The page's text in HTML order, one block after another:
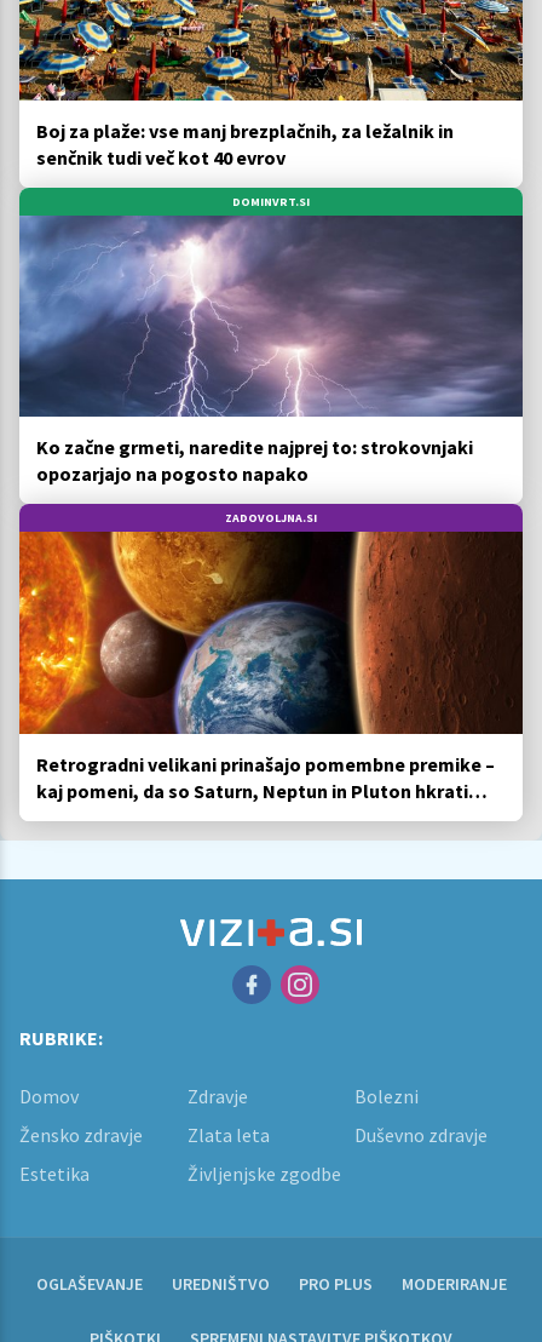
Boj za plaže: vse manj brezplačnih, za ležalnik in
senčnik tudi več kot 40 evrov
DOMINVRT.SI
Ko začne grmeti, naredite najprej to: strokovnjaki
opozarjajo na pogosto napako
ZADOVOLJNA.SI
Retrogradni velikani prinašajo pomembne premike –
kaj pomeni, da so Saturn, Neptun in Pluton hkrati
retrogradni?
RUBRIKE:
Domov Zdravje
Bolezni
Žensko zdravje
Zlata leta
Duševno zdravje
Estetika
Življenjske zgodbe
OGLAŠEVANJE UREDNIŠTVO PRO PLUS MODERIRANJE